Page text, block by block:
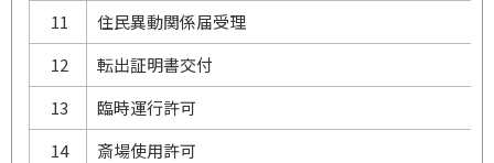
11
住民異動関係届受理
12
転出証明書交付
13
臨時運行許可
14
斎場使用許可